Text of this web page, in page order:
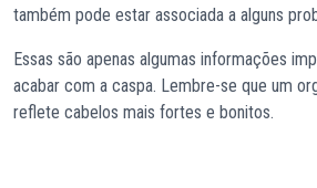
também pode estar associada a alguns
Essas são apenas algumas informações
acabar com a caspa. Lembre-se que um
reflete cabelos mais fortes e bonitos.